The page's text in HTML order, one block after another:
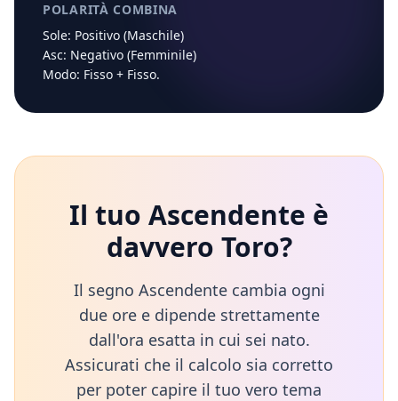
POLARITÀ COMBINA
Sole: Positivo (Maschile)
Asc: Negativo (Femminile)
Modo: Fisso + Fisso.
Il tuo Ascendente è
davvero Toro?
Il segno Ascendente cambia ogni
due ore e dipende strettamente
dall'ora esatta in cui sei nato.
Assicurati che il calcolo sia corretto
per poter capire il tuo vero tema